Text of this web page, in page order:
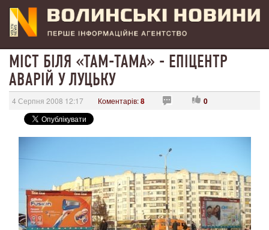
МІСТ БІЛЯ «ТАМ-ТАМА» - ЕПІЦЕНТР
АВАРІЙ У ЛУЦЬКУ
4 Серпня 2008 12:17 Коментарів:8 0